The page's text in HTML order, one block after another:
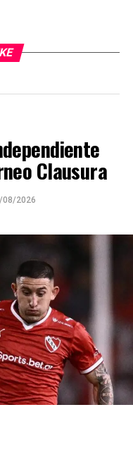
Clausura
08/2026